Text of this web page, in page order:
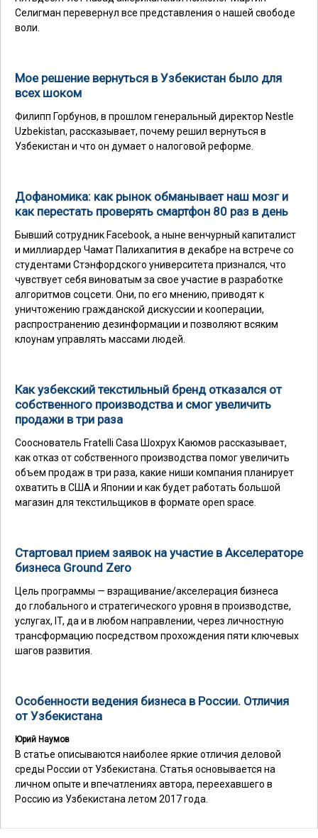
Селигман перевернул все представления о нашей свободе
воли.
Мое решение вернуться в Узбекистан было для
всех шоком
Филипп Горбунов, в прошлом генеральный директор Nestle
Uzbekistan, рассказывает, почему решил вернуться в
Узбекистан и что он думает о налоговой реформе.
Дофаномика: как рынок обманывает наш мозг и
как перестать проверять смартфон 80 раз в день
Бывший сотрудник Facebook, а ныне венчурный капиталист
и миллиардер Чамат Палихапития в декабре на встрече со
студентами Стэнфордского университета признался, что
чувствует себя виноватым за свое участие в разработке
алгоритмов соцсети. Они, по его мнению, приводят к
уничтожению гражданской дискуссии и кооперации,
распространению дезинформации и позволяют всяким
клоунам управлять массами людей.
Как узбекский текстильный бренд отказался от
собственного производства и смог увеличить
продажи в три раза
Сооснователь Fratelli Casa Шохрух Каюмов рассказывает,
как отказ от собственного производства помог увеличить
объем продаж в три раза, какие ниши компания планирует
охватить в США и Японии и как будет работать большой
магазин для текстильщиков в формате open space.
Стартовал прием заявок на участие в Акселераторе
бизнеса Ground Zero
Цель программы — взращивание/акселерация бизнеса
до глобального и стратегического уровня в производстве,
услугах, IT, да и в любом направлении, через личностную
трансформацию посредством прохождения пяти ключевых
шагов развития.
Особенности ведения бизнеса в России. Отличия
от Узбекистана
Юрий Наумов
В статье описываются наиболее яркие отличия деловой
среды России от Узбекистана. Статья основывается на
личном опыте и впечатлениях автора, переехавшего в
Россию из Узбекистана летом 2017 года.